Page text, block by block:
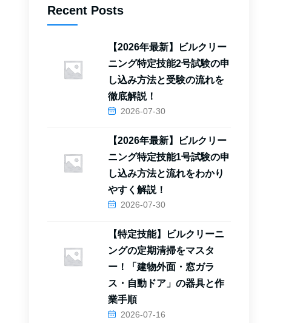
Recent Posts
【2026年最新】ビルクリー
ニング特定技能2号試験の申
し込み方法と受験の流れを
徹底解説！
2026-07-30
【2026年最新】ビルクリー
ニング特定技能1号試験の申
し込み方法と流れをわかり
やすく解説！
2026-07-30
【特定技能】ビルクリーニ
ングの定期清掃をマスタ
ー！「建物外面・窓ガラ
ス・自動ドア」の器具と作
業手順
2026-07-16